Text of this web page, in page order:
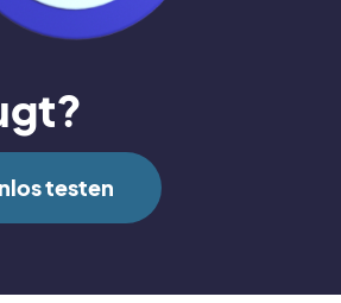
testen